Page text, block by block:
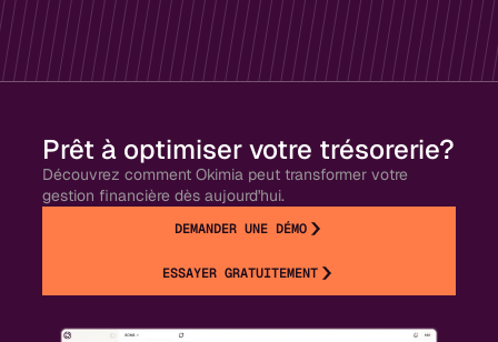
Prêt à optimiser votre trésorerie?
Découvrez comment Okimia peut transformer votre
gestion financière dès aujourd'hui.
DEMANDER UNE DÉMO
ESSAYER GRATUITEMENT